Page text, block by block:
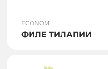
ECONOM
ФИЛЕ ТИЛАПИИ